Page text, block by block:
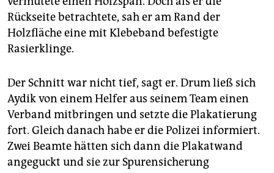
Rückseite betrachtete, sah er am Rand der
Holzfläche eine mit Klebeband befestigte
Rasierklinge.
Der Schnitt war nicht tief, sagt er. Drum ließ sich
Aydik von einem Helfer aus seinem Team einen
Verband mitbringen und setzte die Plakatierung
fort. Gleich danach habe er die Polizei informiert.
Zwei Beamte hätten sich dann die Plakatwand
angeguckt und sie zur Spurensicherung